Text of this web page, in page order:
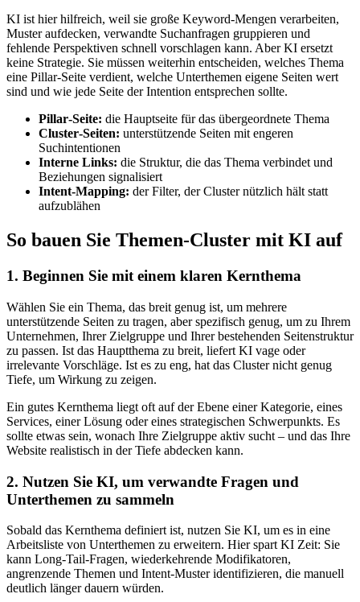
KI ist hier hilfreich, weil sie große Keyword‑Mengen verarbeiten,
Muster aufdecken, verwandte Suchanfragen gruppieren und
fehlende Perspektiven schnell vorschlagen kann. Aber KI ersetzt
keine Strategie. Sie müssen weiterhin entscheiden, welches Thema
eine Pillar‑Seite verdient, welche Unterthemen eigene Seiten wert
sind und wie jede Seite der Intention entsprechen sollte.
Pillar‑Seite: die Hauptseite für das übergeordnete Thema
Cluster‑Seiten: unterstützende Seiten mit engeren
Suchintentionen
Interne Links: die Struktur, die das Thema verbindet und
Beziehungen signalisiert
Intent‑Mapping: der Filter, der Cluster nützlich hält statt
aufzublähen
So bauen Sie Themen‑Cluster mit KI auf
1. Beginnen Sie mit einem klaren Kernthema
Wählen Sie ein Thema, das breit genug ist, um mehrere
unterstützende Seiten zu tragen, aber spezifisch genug, um zu Ihrem
Unternehmen, Ihrer Zielgruppe und Ihrer bestehenden Seitenstruktur
zu passen. Ist das Hauptthema zu breit, liefert KI vage oder
irrelevante Vorschläge. Ist es zu eng, hat das Cluster nicht genug
Tiefe, um Wirkung zu zeigen.
Ein gutes Kernthema liegt oft auf der Ebene einer Kategorie, eines
Services, einer Lösung oder eines strategischen Schwerpunkts. Es
sollte etwas sein, wonach Ihre Zielgruppe aktiv sucht – und das Ihre
Website realistisch in der Tiefe abdecken kann.
2. Nutzen Sie KI, um verwandte Fragen und
Unterthemen zu sammeln
Sobald das Kernthema definiert ist, nutzen Sie KI, um es in eine
Arbeitsliste von Unterthemen zu erweitern. Hier spart KI Zeit: Sie
kann Long‑Tail‑Fragen, wiederkehrende Modifikatoren,
angrenzende Themen und Intent‑Muster identifizieren, die manuell
deutlich länger dauern würden.